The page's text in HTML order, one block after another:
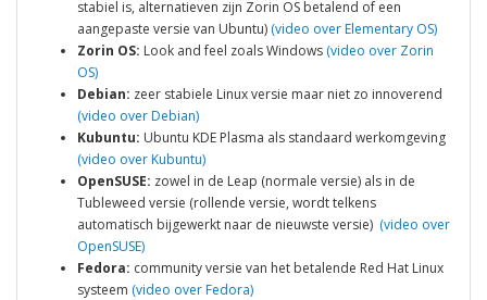
stabiel is, alternatieven zijn Zorin OS betalend of een
aangepaste versie van Ubuntu) (video over Elementary OS)
Zorin OS: Look and feel zoals Windows (video over Zorin
OS)
Debian: zeer stabiele Linux versie maar niet zo innoverend
(video over Debian)
Kubuntu: Ubuntu KDE Plasma als standaard werkomgeving
(video over Kubuntu)
OpenSUSE: zowel in de Leap (normale versie) als in de
Tubleweed versie (rollende versie, wordt telkens
automatisch bijgewerkt naar de nieuwste versie) (video over
OpenSUSE)
Fedora: community versie van het betalende Red Hat Linux
systeem (video over Fedora)